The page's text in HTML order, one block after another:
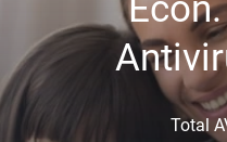
Total